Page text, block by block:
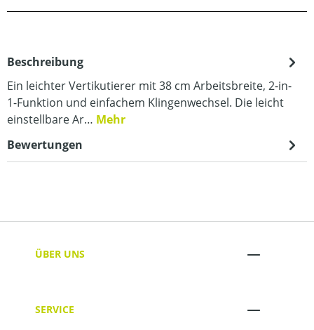
Beschreibung
Ein leichter Vertikutierer mit 38 cm Arbeitsbreite, 2-in-
1-Funktion und einfachem Klingenwechsel. Die leicht
einstellbare Ar… Mehr
Bewertungen
ÜBER UNS
SERVICE